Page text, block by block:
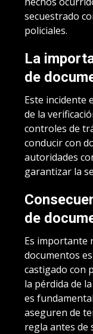
secuestrado
policiales.
La
de
Este incidente
de la
controles de
conducir con
autoridades
garantizar la
de
Es importante
documentos
castigado con
la pérdida de
es
aseguren de
regla antes de